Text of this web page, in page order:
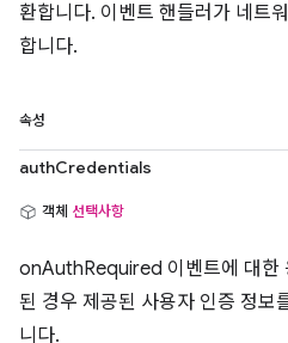
환합니다. 이벤트 핸들러가 네트
합니다.
속성
authCredentials
객체 선택사항
onAuthRequired 이벤트에 대한
된 경우 제공된 사용자 인증 정보
니다.